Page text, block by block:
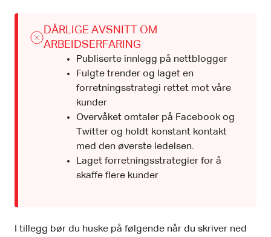
DÅRLIGE AVSNITT OM
ARBEIDSERFARING
Publiserte innlegg på nettblogger
Fulgte trender og laget en
forretningsstrategi rettet mot våre
kunder
Overvåket omtaler på Facebook og
Twitter og holdt konstant kontakt
med den øverste ledelsen.
Laget forretningsstrategier for å
skaffe flere kunder
I tillegg bør du huske på følgende når du skriver ned